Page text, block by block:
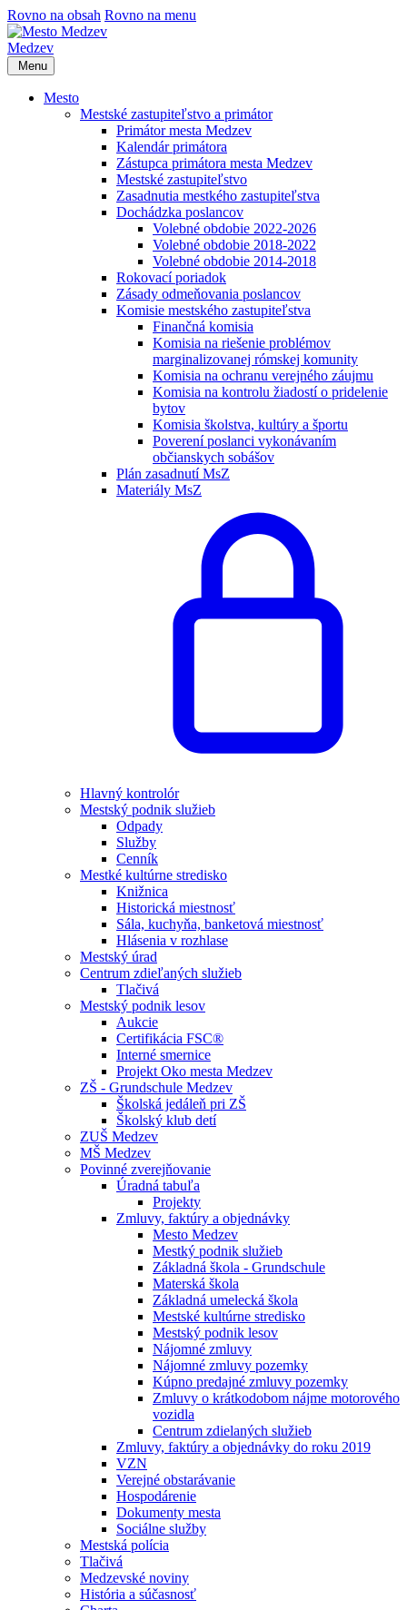
Rovno na obsah Rovno na menu
Medzev
Menu
Mesto
Mestské zastupiteľstvo a primátor
Primátor mesta Medzev
Kalendár primátora
Zástupca primátora mesta Medzev
Mestské zastupiteľstvo
Zasadnutia mestkého zastupiteľstva
Dochádzka poslancov
Volebné obdobie 2022-2026
Volebné obdobie 2018-2022
Volebné obdobie 2014-2018
Rokovací poriadok
Zásady odmeňovania poslancov
Komisie mestského zastupiteľstva
Finančná komisia
Komisia na riešenie problémov
marginalizovanej rómskej komunity
Komisia na ochranu verejného záujmu
Komisia na kontrolu žiadostí o pridelenie
bytov
Komisia školstva, kultúry a športu
Poverení poslanci vykonávaním
občianskych sobášov
Plán zasadnutí MsZ
Materiály MsZ
Hlavný kontrolór
Mestský podnik služieb
Odpady
Služby
Cenník
Mestké kultúrne stredisko
Knižnica
Historická miestnosť
Sála, kuchyňa, banketová miestnosť
Hlásenia v rozhlase
Mestský úrad
Centrum zdieľaných služieb
Tlačivá
Mestský podnik lesov
Aukcie
Certifikácia FSC®
Interné smernice
Projekt Oko mesta Medzev
ZŠ - Grundschule Medzev
Školská jedáleň pri ZŠ
Školský klub detí
ZUŠ Medzev
MŠ Medzev
Povinné zverejňovanie
Úradná tabuľa
Projekty
Zmluvy, faktúry a objednávky
Mesto Medzev
Mestký podnik služieb
Základná škola - Grundschule
Materská škola
Základná umelecká škola
Mestské kultúrne stredisko
Mestský podnik lesov
Nájomné zmluvy
Nájomné zmluvy pozemky
Kúpno predajné zmluvy pozemky
Zmluvy o krátkodobom nájme motorového
vozidla
Centrum zdielaných služieb
Zmluvy, faktúry a objednávky do roku 2019
VZN
Verejné obstarávanie
Hospodárenie
Dokumenty mesta
Sociálne služby
Mestská polícia
Tlačivá
Medzevské noviny
História a súčasnosť